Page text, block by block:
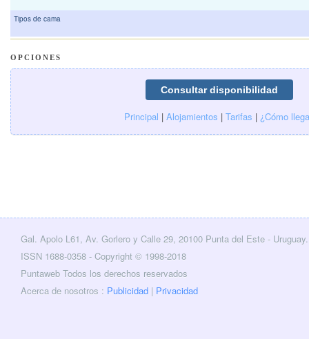
Tipos de cama
OPCIONES
Principal | Alojamientos | Tarifas | ¿Cómo
Gal. Apolo L61, Av. Gorlero y Calle 29, 20100 Punta del Este - Uruguay.
ISSN 1688-0358 - Copyright © 1998-2018
Puntaweb Todos los derechos reservados
Acerca de nosotros : Publicidad | Privacidad
Twitter